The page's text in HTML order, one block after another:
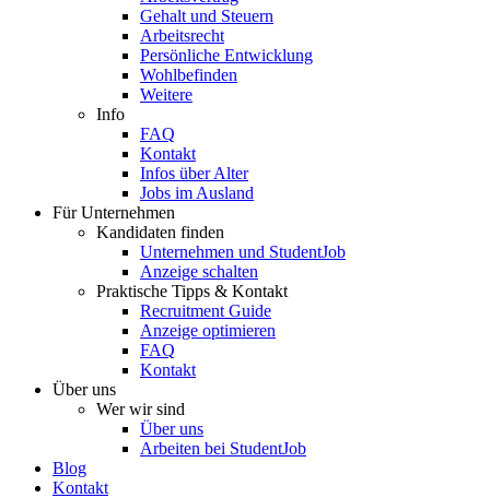
Gehalt und Steuern
Arbeitsrecht
Persönliche Entwicklung
Wohlbefinden
Weitere
Info
FAQ
Kontakt
Infos über Alter
Jobs im Ausland
Für Unternehmen
Kandidaten finden
Unternehmen und StudentJob
Anzeige schalten
Praktische Tipps & Kontakt
Recruitment Guide
Anzeige optimieren
FAQ
Kontakt
Über uns
Wer wir sind
Über uns
Arbeiten bei StudentJob
Blog
Kontakt